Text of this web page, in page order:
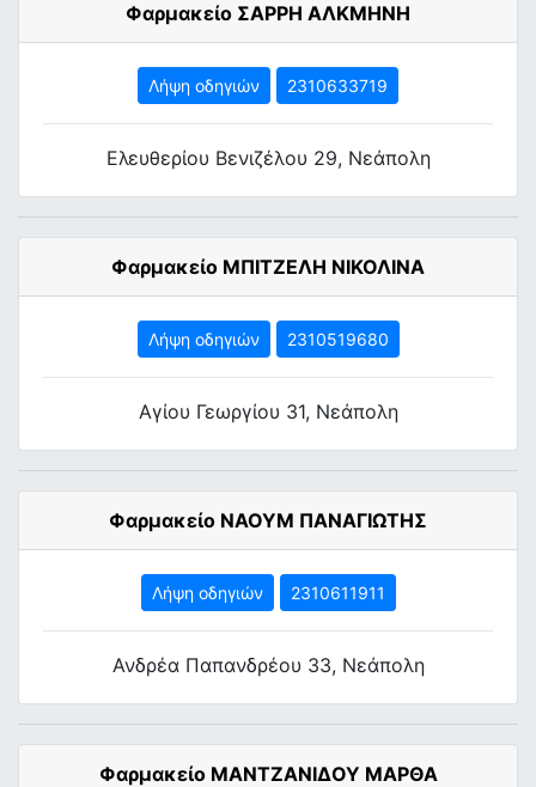
Φαρμακείο ΣΑΡΡΗ ΑΛΚΜΗΝΗ
Λήψη οδηγιών 2310633719
Ελευθερίου Βενιζέλου 29, Νεάπολη
Φαρμακείο ΜΠΙΤΖΕΛΗ ΝΙΚΟΛΙΝΑ
Λήψη οδηγιών 2310519680
Αγίου Γεωργίου 31, Νεάπολη
Φαρμακείο ΝΑΟΥΜ ΠΑΝΑΓΙΩΤΗΣ
Λήψη οδηγιών 2310611911
Ανδρέα Παπανδρέου 33, Νεάπολη
Φαρμακείο ΜΑΝΤΖΑΝΙΔΟΥ ΜΑΡΘΑ